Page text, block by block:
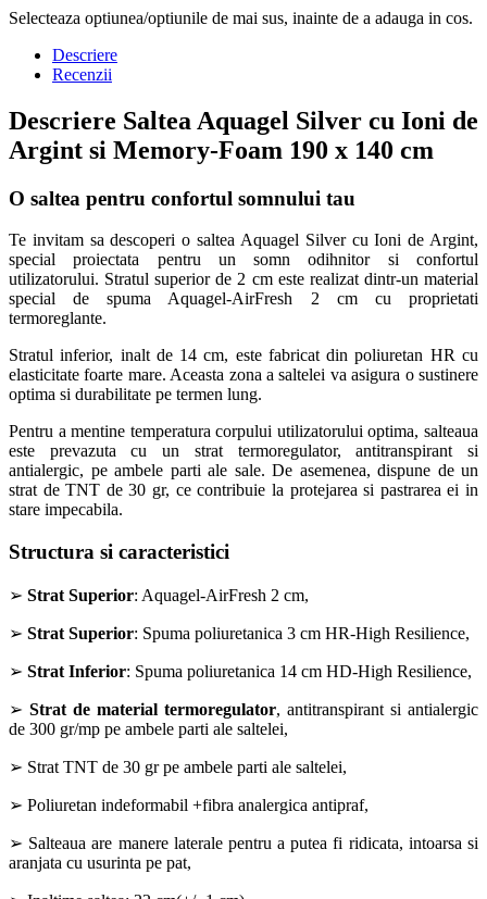
Selecteaza optiunea/optiunile de mai sus, inainte de a adauga in cos.
Descriere
Recenzii
Descriere Saltea Aquagel Silver cu Ioni de
Argint si Memory-Foam 190 x 140 cm
O saltea pentru confortul somnului tau
Te invitam sa descoperi o saltea Aquagel Silver cu Ioni de Argint,
special proiectata pentru un somn odihnitor si confortul
utilizatorului. Stratul superior de 2 cm este realizat dintr-un material
special de spuma Aquagel-AirFresh 2 cm cu proprietati
termoreglante.
Stratul inferior, inalt de 14 cm, este fabricat din poliuretan HR cu
elasticitate foarte mare. Aceasta zona a saltelei va asigura o sustinere
optima si durabilitate pe termen lung.
Pentru a mentine temperatura corpului utilizatorului optima, salteaua
este prevazuta cu un strat termoregulator, antitranspirant si
antialergic, pe ambele parti ale sale. De asemenea, dispune de un
strat de TNT de 30 gr, ce contribuie la protejarea si pastrarea ei in
stare impecabila.
Structura si caracteristici
➢ Strat Superior: Aquagel-AirFresh 2 cm,
➢ Strat Superior: Spuma poliuretanica 3 cm HR-High Resilience,
➢ Strat Inferior: Spuma poliuretanica 14 cm HD-High Resilience,
➢ Strat de material termoregulator, antitranspirant si antialergic
de 300 gr/mp pe ambele parti ale saltelei,
➢ Strat TNT de 30 gr pe ambele parti ale saltelei,
➢ Poliuretan indeformabil +fibra analergica antipraf,
➢ Salteaua are manere laterale pentru a putea fi ridicata, intoarsa si
aranjata cu usurinta pe pat,